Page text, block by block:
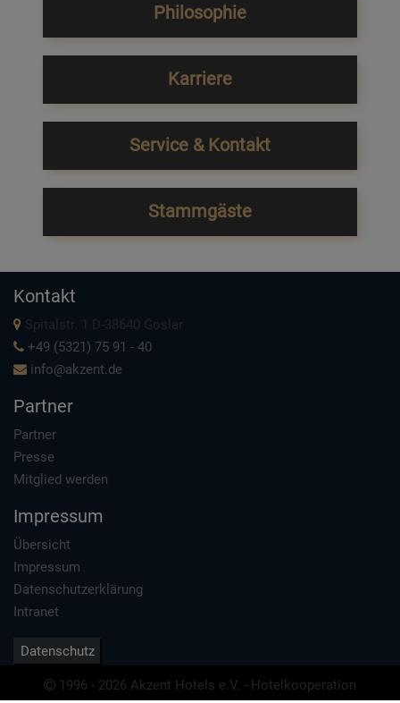
Philosophie
Karriere
Service & Kontakt
Stammgäste
Kontakt
Spitalstr. 1 D-38640 Goslar
+49 (5321) 75 91 - 40
info@akzent.de
Partner
Partner
Presse
Mitglied werden
Impressum
Übersicht
Impressum
Datenschutzerklärung
Intranet
Datenschutz
1996 - 2026 Akzent Hotels e.V. - Hotelkooperation